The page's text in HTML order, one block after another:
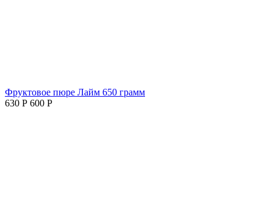
Фруктовое пюре Лайм 650 грамм
630 Р 600 Р